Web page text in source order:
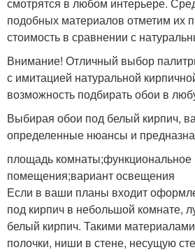
смотрятся в любом интерьере.
подобных материалов отметим их
стоимость в сравнении с
Внимание! Отличный выбор
с имитацией натуральной
возможность подбирать обои в
Выбирая обои под белый кирпич,
определенные нюансы и
площадь комнаты;функциональное
помещения;вариант освещения
Если в ваши планы входит
под кирпич в небольшой комнате,
белый кирпич. Такими
полочки, ниши в стене, несущую